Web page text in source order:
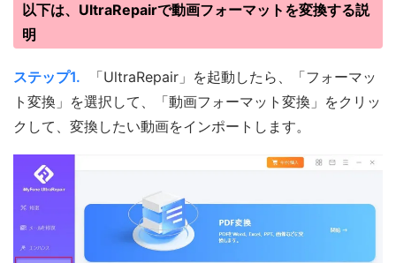
以下は、UltraRepairで動画フォーマットを変換する説
明
ステップ1.
「UltraRepair」を起動したら、「フォーマッ
ト変換」を選択して、「動画フォーマット変換」をクリッ
クして、変換したい動画をインポートします。